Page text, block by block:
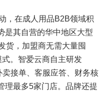
，在成人用品B2B领域积
是其自营的华中地区大型
货，加盟商无需大量囤
式。智爱云商自主研发
卖接单、客服应答、财务核
理最多5家门店。品牌还提